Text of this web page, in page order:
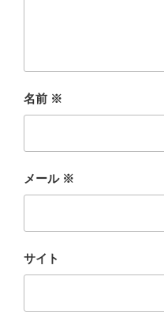
名前 ※
メール ※
サイト